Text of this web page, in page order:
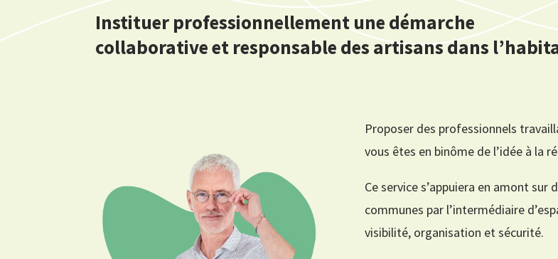
Instituer professionnellement une démarche
collaborative et responsable des artisans dans
Proposer des professionnels
vous êtes en binôme de l’idée à la
Ce service s’appuiera en amont
communes par l’intermédiaire
visibilité, organisation et sécurité.